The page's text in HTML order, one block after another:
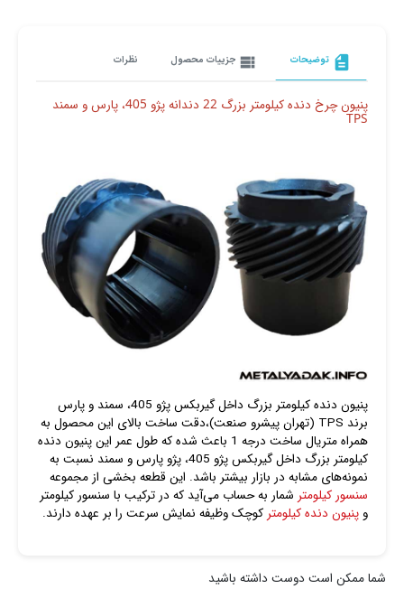
description توضیحات view_list جزییات محصول نظرات
پنیون چرخ دنده کیلومتر بزرگ 22 دندانه پژو 405، پارس و سمند
TPS
پنیون دنده کیلومتر بزرگ داخل گیربکس پژو 405، سمند و پارس
برند TPS (تهران پیشرو صنعت)،دقت ساخت بالای این محصول به
همراه متریال ساخت درجه 1 باعث شده که طول عمر این پنیون دنده
کیلومتر بزرگ داخل گیربکس پژو 405، پژو پارس و سمند نسبت به
نمونه‌های مشابه در بازار بیشتر باشد. این قطعه بخشی از مجموعه
سنسور کیلومتر شمار به حساب می‌آید که در ترکیب با سنسور کیلومتر
و پنیون دنده کیلومتر کوچک وظیفه نمایش سرعت را بر عهده دارند.
شما ممکن است دوست داشته باشید